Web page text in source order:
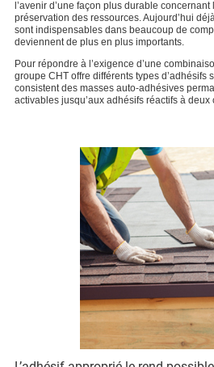
l’avenir d’une façon plus durable
préservation des ressources. Aujourd’hui
sont indispensables dans beaucoup de
deviennent de plus en plus importants.
Pour répondre à l’exigence d’une
groupe CHT offre différents types d’adhésifs
consistent des masses auto-adhésives
activables jusqu’aux adhésifs réactifs à deux